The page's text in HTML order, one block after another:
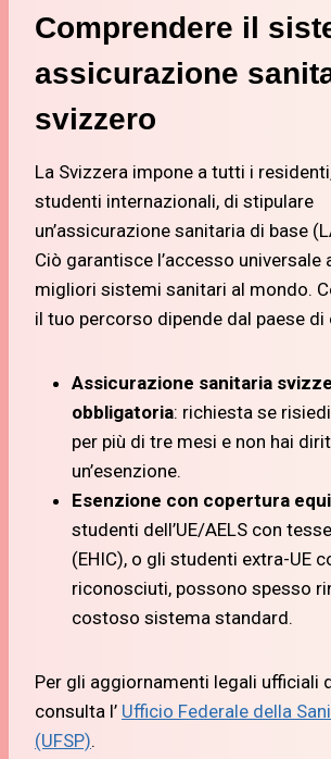
Comprendere il
assicurazione
svizzero
La Svizzera impone a tutti i
studenti internazionali, di stipulare
un’assicurazione sanitaria di base
Ciò garantisce l’accesso universale
migliori sistemi sanitari al mondo.
il tuo percorso dipende dal paese di
Assicurazione sanitaria
obbligatoria: richiesta se
per più di tre mesi e non hai
un’esenzione.
Esenzione con copertura
studenti dell’UE/AELS con
(EHIC), o gli studenti extra-UE
riconosciuti, possono spesso
costoso sistema standard.
Per gli aggiornamenti legali ufficiali
consulta l’ Ufficio Federale della
(UFSP).